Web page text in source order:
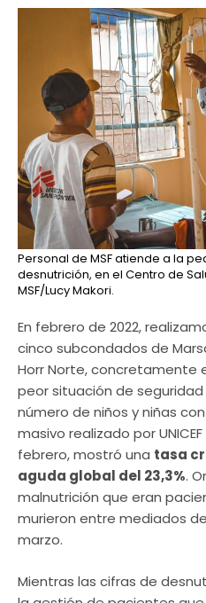
Personal de MSF atiende a la
desnutrición, en el Centro de
MSF/Lucy Makori.
En febrero de 2022,
cinco subcondados de
Horr Norte, concretamente
peor situación de
número de niños y niñas
masivo realizado por
febrero, mostró una tasa
aguda global del 23,3%.
malnutrición que eran
murieron entre mediados
marzo.
Mientras las cifras de